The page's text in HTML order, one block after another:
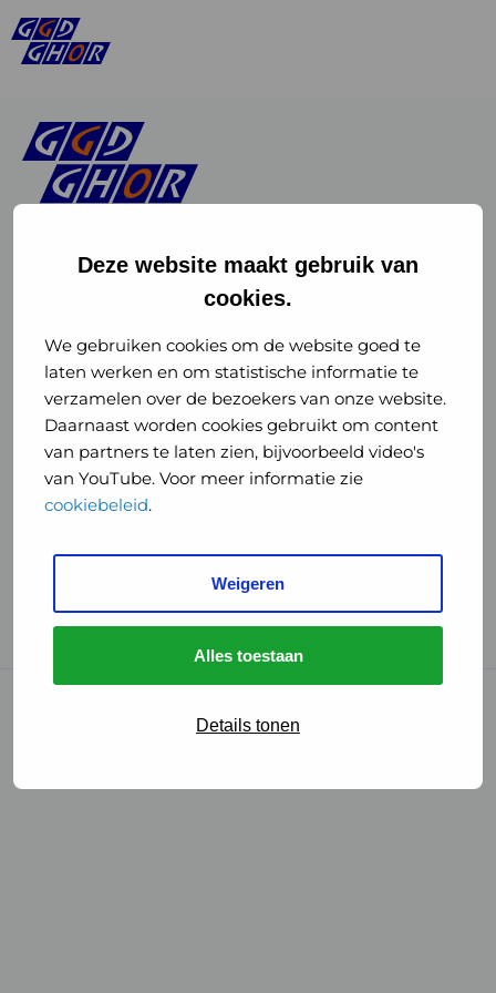
Deze website maakt gebruik van
cookies.
We gebruiken cookies om de website goed te
laten werken en om statistische informatie te
verzamelen over de bezoekers van onze website.
Daarnaast worden cookies gebruikt om content
van partners te laten zien, bijvoorbeeld video's
van YouTube. Voor meer informatie zie
cookiebeleid.
Weigeren
Alles toestaan
Details tonen
of
GGD
GHOR
Nederland
Instagram
of
GGD
GHOR
Nederland
GGD Reizen op social media
GGD Reizen
GGD Reisvaccinaties